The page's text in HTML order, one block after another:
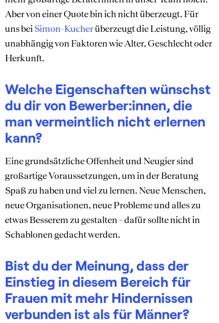
Aber von einer Quote bin ich nicht überzeugt. Für
uns bei Simon-Kucherüberzeugt die Leistung, völlig
unabhängig von Faktoren wie Alter, Geschlecht oder
Herkunft.
Welche Eigenschaften wünschst
du dir von Bewerber:innen, die
man vermeintlich nicht erlernen
kann?
Eine grundsätzliche Offenheit und Neugier sind
großartige Voraussetzungen, um in der Beratung
Spaß zu haben und viel zu lernen. Neue Menschen,
neue Organisationen, neue Probleme und alles zu
etwas Besserem zu gestalten – dafür sollte nicht in
Schablonen gedacht werden.
Bist du der Meinung, dass der
Einstieg in diesem Bereich für
Frauen mit mehr Hindernissen
verbunden ist als für Männer?